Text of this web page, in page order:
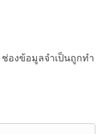
ช่องข้อมูลจำเป็นถูกทำ